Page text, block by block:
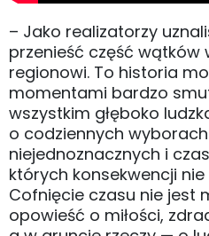
– Jako realizatorzy
przenieść część wątków
regionowi. To historia
momentami bardzo
wszystkim głęboko
o codziennych
niejednoznacznych i
których konsekwencji
Cofnięcie czasu nie jest
opowieść o miłości,